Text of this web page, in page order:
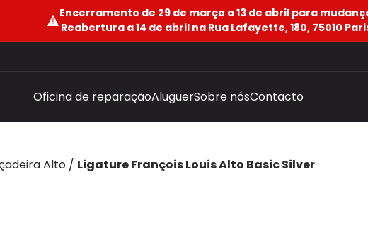
Encerramento de 29 de março a 13 de abril para
Reabertura a 14 de abril na Rua Lafayette, 180, 75010
Oficina de reparaçãoAluguerSobre nósContacto
Alto / Ligature François Louis Alto Basic Silver